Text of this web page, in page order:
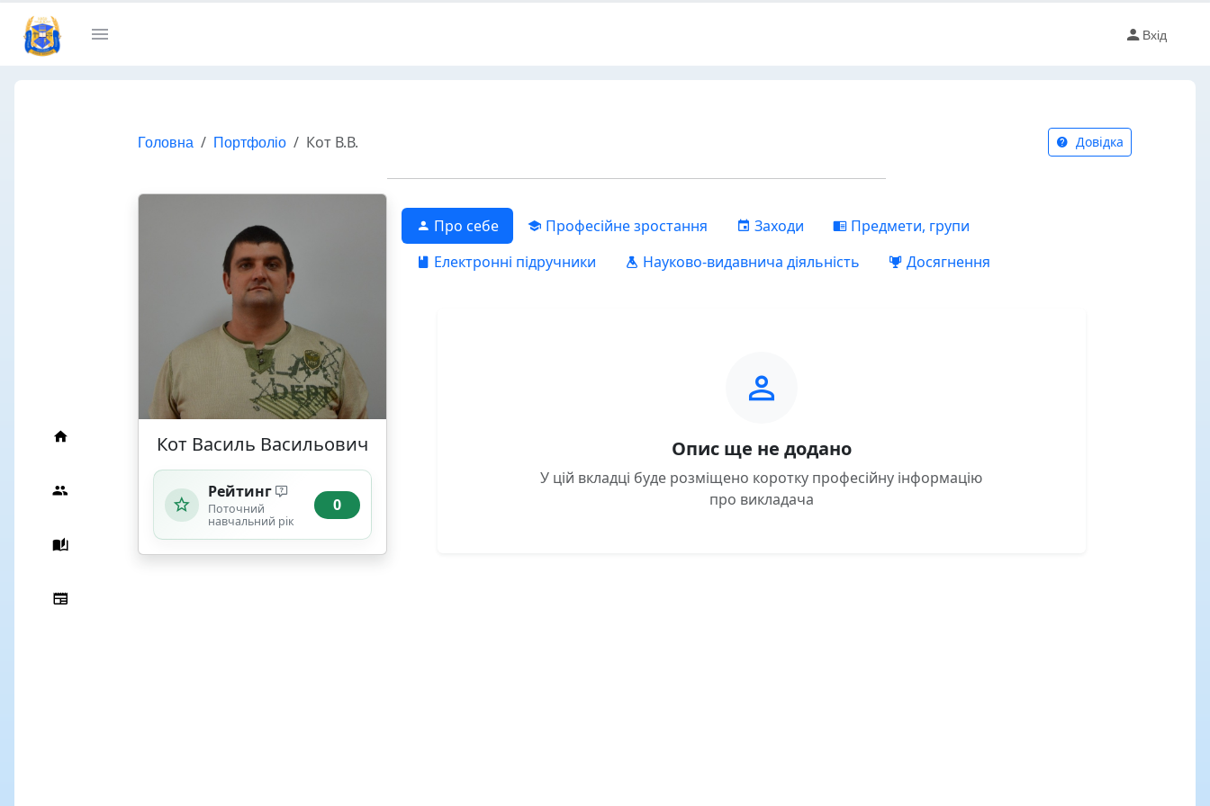
Вхід
Головна Портфоліо Кот В.В. Довідка
Кот Василь Васильович
Рейтинг
Поточний
навчальний рік
0
Про себе Професійне зростання Заходи
Предмети, групи
Електронні підручники
Науково-видавнича діяльність Досягнення
Опис ще не додано
У цій вкладці буде розміщено коротку професійну інформацію
про викладача